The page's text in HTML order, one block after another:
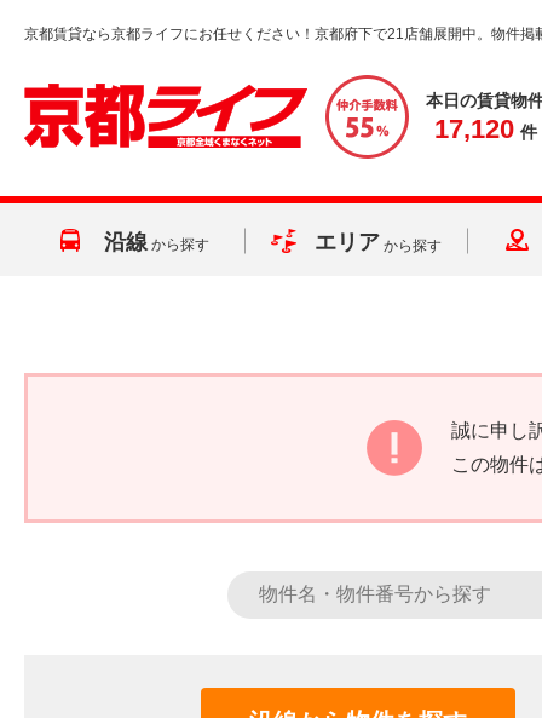
京都賃貸なら京都ライフにお任せください！京都府下で21店舗展開中。物件掲
本日の賃貸物
17,120 件
沿線 から探す エリア から探す
誠に申し
この物件